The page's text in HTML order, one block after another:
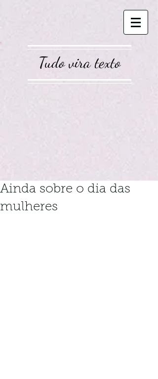
Tudo vira texto
Ainda sobre o dia das
mulheres